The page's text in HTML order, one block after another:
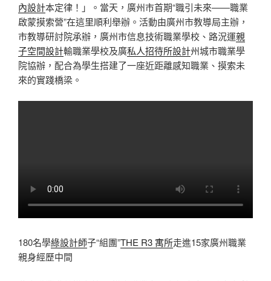
內設計本定律！」。當天，廣州市首期“職引未來——職業
啟蒙摸索營”在這里順利舉辦。活動由廣州市教導局主辦，
市教導研討院承辦，廣州市信息技術職業學校、路況運親
子空間設計輸職業學校及廣私人招待所設計州城市職業學
院協辦，配合為學生搭建了一座近距離感知職業、摸索未
來的實踐橋梁。
180名學綠設計師子“組團”THE R3 寓所走進15家廣州職業
親身經歷中間